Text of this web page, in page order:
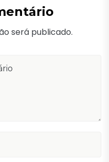
será publicado.